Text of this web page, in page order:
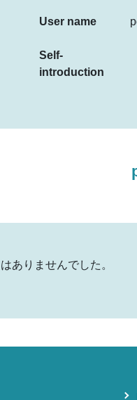
User name
Self-
introduction
ありませんでした。